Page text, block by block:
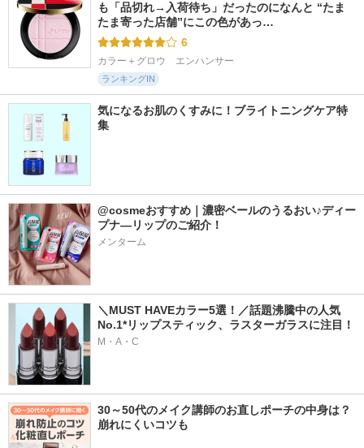
も「品切れ→入荷待ち」だったのになんと “たま
たま寄った店舗”にこの色があっ…
6
カラー＋グロウ　エンハンサー
ランキングIN
気になるお肌のくすみに！ブライトニングケア特
集
@cosmeおすすめ｜濃密ベールのうるおい♪ディー
プナ―リップのご紹介！
メンターム
＼MUST HAVEカラー5選！／話題沸騰中の人気
No.1*リップスティック、ラスターガラスに注目！
M・A・C
30～50代のメイク講師のお直しポーチの中身は？
崩れにくいコツも